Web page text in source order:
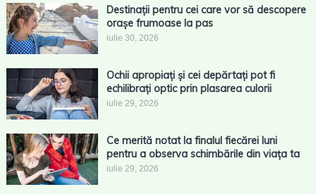
Destinații pentru cei care vor să descopere
orașe frumoase la pas
iulie 30, 2026
Ochii apropiați și cei depărtați pot fi
echilibrați optic prin plasarea culorii
iulie 29, 2026
Ce merită notat la finalul fiecărei luni
pentru a observa schimbările din viața ta
iulie 29, 2026